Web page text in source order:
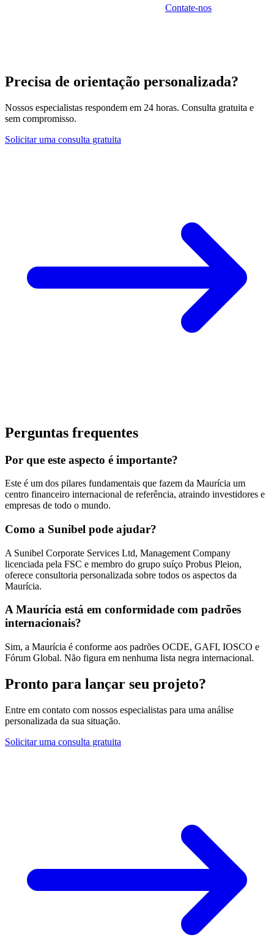
Contate-nos
Precisa de orientação personalizada?
Nossos especialistas respondem em 24 horas. Consulta gratuita e
sem compromisso.
Solicitar uma consulta gratuita
Perguntas frequentes
Por que este aspecto é importante?
Este é um dos pilares fundamentais que fazem da Maurícia um
centro financeiro internacional de referência, atraindo investidores e
empresas de todo o mundo.
Como a Sunibel pode ajudar?
A Sunibel Corporate Services Ltd, Management Company
licenciada pela FSC e membro do grupo suíço Probus Pleion,
oferece consultoria personalizada sobre todos os aspectos da
Maurícia.
A Maurícia está em conformidade com padrões
internacionais?
Sim, a Maurícia é conforme aos padrões OCDE, GAFI, IOSCO e
Fórum Global. Não figura em nenhuma lista negra internacional.
Pronto para lançar seu projeto?
Entre em contato com nossos especialistas para uma análise
personalizada da sua situação.
Solicitar uma consulta gratuita